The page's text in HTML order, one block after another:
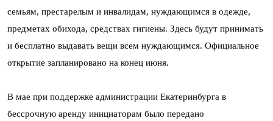
семьям, престарелым и инвалидам, нуждающимся в одежде,
предметах обихода, средствах гигиены. Здесь будут принимать
и бесплатно выдавать вещи всем нуждающимся. Официальное
открытие запланировано на конец июня.
В мае при поддержке администрации Екатеринбурга в
бессрочную аренду инициаторам было передано